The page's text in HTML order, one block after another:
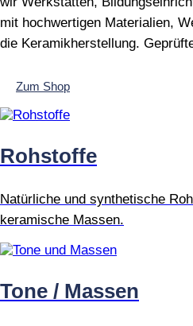
mit hochwertigen Materialien,
die Keramikherstellung.
Zum Shop
Rohstoffe
Natürliche und synthetische
keramische Massen.
Tone / Massen